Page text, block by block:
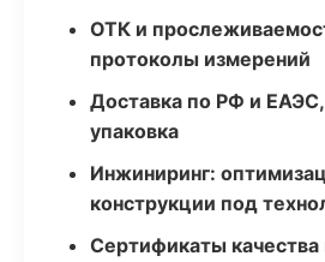
ОТК и
протоколы измерений
Доставка по РФ и ЕАЭС,
упаковка
Инжиниринг:
конструкции под
Сертификаты качества